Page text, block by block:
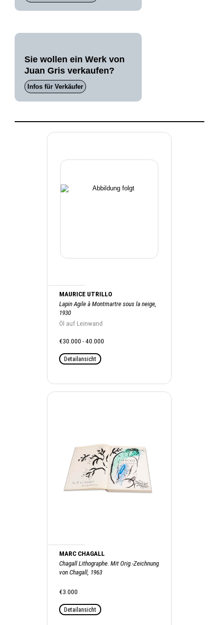
Sie wollen ein Werk von
Juan Gris verkaufen?
Infos für Verkäufer
MAURICE UTRILLO
Lapin Agile à Montmartre sous la neige,
1930
Öl auf Leinwand
€30.000 - 40.000
Detailansicht
MARC CHAGALL
Chagall Lithographe. Mit Orig.-Zeichnung
von Chagall, 1963
€3.000
Detailansicht